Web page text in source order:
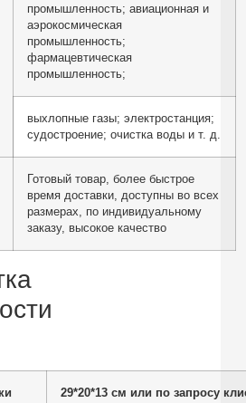
промышленность; авиационная и
аэрокосмическая
промышленность;
фармацевтическая
промышленность;
выхлопные газы; электростанция;
судостроение; очистка воды и т. д.
Готовый товар, более быстрое
время доставки, доступны во всех
размерах, по индивидуальному
заказу, высокое качество
29*20*13 см или по запросу